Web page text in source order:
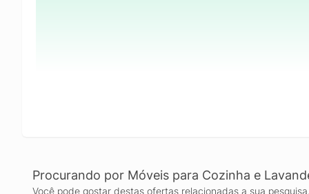
Procurando por Móveis para Cozinha e
Você pode gostar destas ofertas relacionadas a sua pesquisa.